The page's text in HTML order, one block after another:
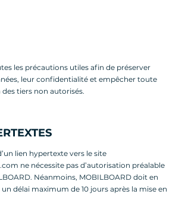
les précautions utiles afin de préserver
leur confidentialité et empêcher toute
tiers non autorisés.
lien hypertexte vers le site
ne nécessite pas d’autorisation préalable
Néanmoins, MOBILBOARD doit en
délai maximum de 10 jours après la mise en